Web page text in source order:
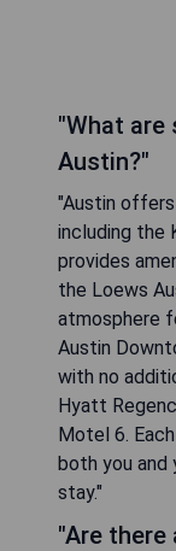
"What
Austin?"
"Austin
including the
provides
the Loews
atmosphere
Austin
with no
Hyatt
Motel 6.
both you and
stay."
"Are